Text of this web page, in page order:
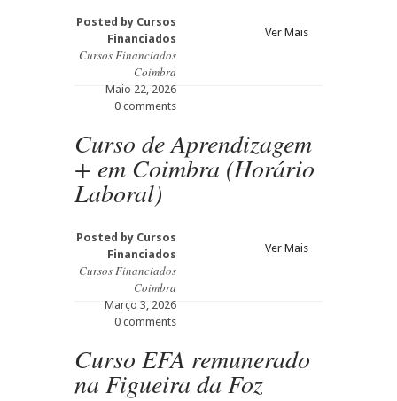
Posted by Cursos
Financiados
Cursos Financiados
Coimbra
Maio 22, 2026
0 comments
Ver Mais
Curso de Aprendizagem
+ em Coimbra (Horário
Laboral)
Posted by Cursos
Financiados
Cursos Financiados
Coimbra
Março 3, 2026
0 comments
Ver Mais
Curso EFA remunerado
na Figueira da Foz